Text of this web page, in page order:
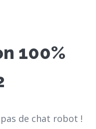
100%
de chat robot !